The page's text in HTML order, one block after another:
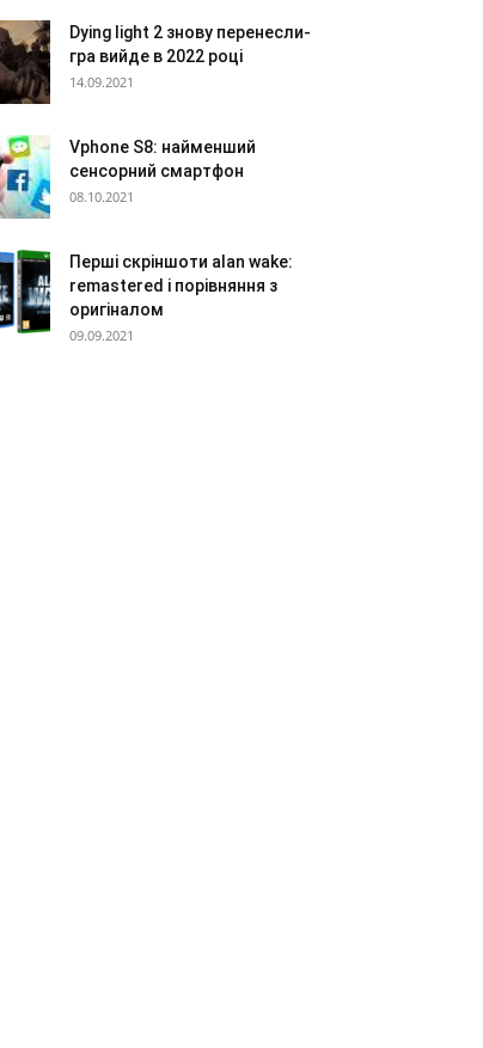
Dying light 2 знову перенесли-
гра вийде в 2022 році
14.09.2021
Vphone S8: найменший
сенсорний смартфон
08.10.2021
Перші скріншоти alan wake:
remastered і порівняння з
оригіналом
09.09.2021